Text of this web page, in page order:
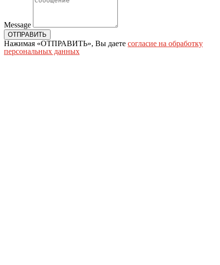
Message
ОТПРАВИТЬ
Нажимая «ОТПРАВИТЬ», Вы даете согласие на обработку
персональных данных